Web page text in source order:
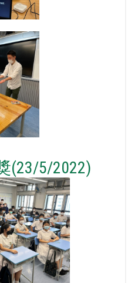
(23/5/2022)